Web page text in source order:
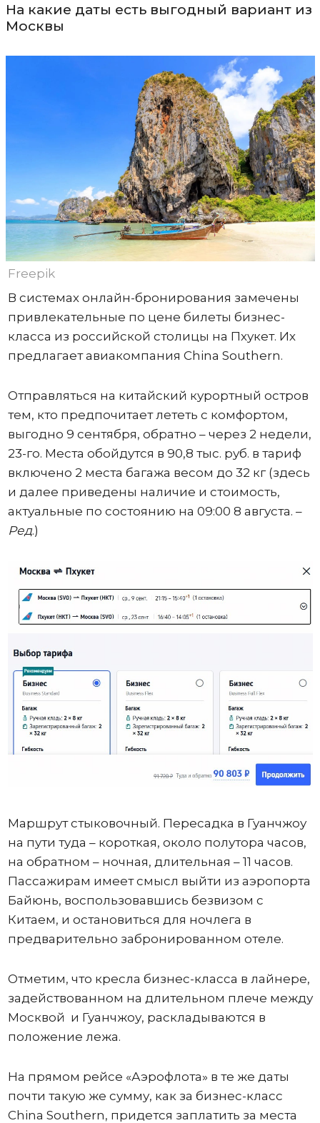
На какие даты есть выгодный вариант из
Москвы
Freepik
В системах онлайн-бронирования замечены
привлекательные по цене билеты бизнес-
класса из российской столицы на Пхукет. Их
предлагает авиакомпания China Southern.
Отправляться на китайский курортный остров
тем, кто предпочитает лететь с комфортом,
выгодно 9 сентября, обратно – через 2 недели,
23-го. Места обойдутся в 90,8 тыс. руб. в тариф
включено 2 места багажа весом до 32 кг (здесь
и далее приведены наличие и стоимость,
актуальные по состоянию на 09:00 8 августа. –
Ред.)
Маршрут стыковочный. Пересадка в Гуанчжоу
на пути туда – короткая, около полутора часов,
на обратном – ночная, длительная – 11 часов.
Пассажирам имеет смысл выйти из аэропорта
Байюнь, воспользовавшись безвизом с
Китаем, и остановиться для ночлега в
предварительно забронированном отеле.
Отметим, что кресла бизнес-класса в лайнере,
задействованном на длительном плече между
Москвой и Гуанчжоу, раскладываются в
положение лежа.
На прямом рейсе «Аэрофлота» в те же даты
почти такую же сумму, как за бизнес-класс
China Southern, придется заплатить за места